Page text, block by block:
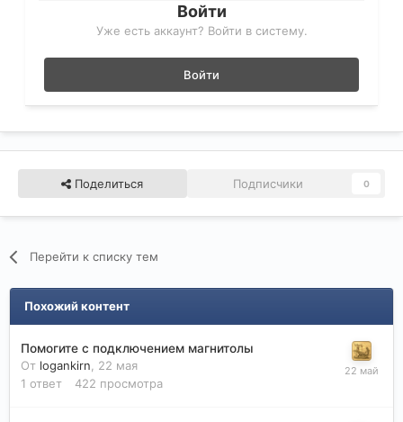
Войти
Уже есть аккаунт? Войти в систему.
Войти
Поделиться Подписчики 0
Перейти к списку тем
Похожий контент
Помогите с подключением магнитолы
От logankirn
22 мая
1 ответ 422 просмотра